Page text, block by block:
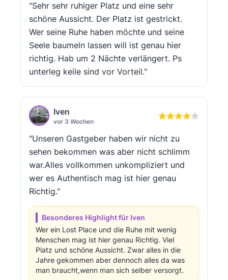
"Sehr sehr ruhiger Platz und eine sehr
schöne Aussicht. Der Platz ist gestrickt.
Wer seine Ruhe haben möchte und seine
Seele baumeln lassen will ist genau hier
richtig. Hab um 2 Nächte verlängert. Ps
unterleg keile sind vor Vorteil."
Iven
vor 3 Wochen
"Unseren Gastgeber haben wir nicht zu
sehen bekommen was aber nicht schlimm
war.Alles vollkommen unkompliziert und
wer es Authentisch mag ist hier genau
Richtig."
Besonderes Highlight für Iven
Wer ein Lost Place und die Ruhe mit wenig
Menschen mag ist hier genau Richtig. Viel
Platz und schöne Aussicht. Zwar alles in die
Jahre gekommen aber dennoch alles da was
man braucht,wenn man sich selber versorgt.